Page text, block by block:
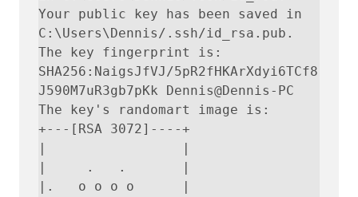
Your public key has been saved in
C:\Users\Dennis/.ssh/id_rsa.pub.
The key fingerprint is:
SHA256:NaigsJfVJ/5pR2fHKArXdyi6TCf8
J590M7uR3gb7pKk Dennis@Dennis-PC
The key's randomart image is:
+---[RSA 3072]----+
|                 |
|     .   .       |
|.   o o o o      |